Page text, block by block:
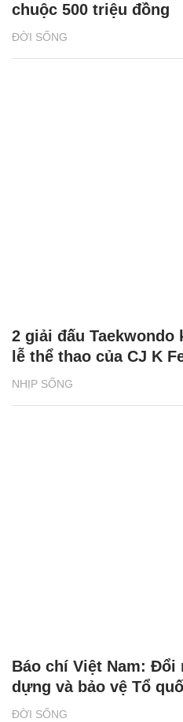
ĐỜI SỐNG
chuộc 500 triệu đồng
NHỊP SỐNG
2 giải đấu
lễ thể thao của CJ K
ĐỜI SỐNG
Báo chí Việt Nam:
dựng và bảo vệ Tổ